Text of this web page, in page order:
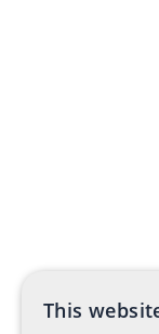
This